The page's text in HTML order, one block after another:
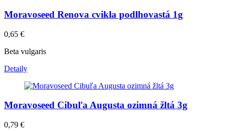
Moravoseed Renova cvikla podlhovastá 1g
0,65 €
Beta vulgaris
Detaily
Moravoseed Cibuľa Augusta ozimná žltá 3g
0,79 €